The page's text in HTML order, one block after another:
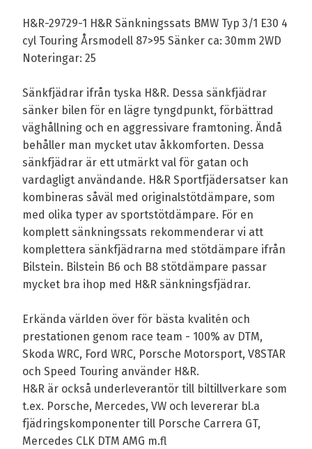
H&R-29729-1 H&R Sänkningssats BMW Typ 3/1 E30 4
cyl Touring Årsmodell 87>95 Sänker ca: 30mm 2WD
Noteringar: 25
Sänkfjädrar ifrån tyska H&R. Dessa sänkfjädrar
sänker bilen för en lägre tyngdpunkt, förbättrad
väghållning och en aggressivare framtoning. Ändå
behåller man mycket utav åkkomforten. Dessa
sänkfjädrar är ett utmärkt val för gatan och
vardagligt användande. H&R Sportfjädersatser kan
kombineras såväl med originalstötdämpare, som
med olika typer av sportstötdämpare. För en
komplett sänkningssats rekommenderar vi att
komplettera sänkfjädrarna med stötdämpare ifrån
Bilstein. Bilstein B6 och B8 stötdämpare passar
mycket bra ihop med H&R sänkningsfjädrar.
Erkända världen över för bästa kvalitén och
prestationen genom race team - 100% av DTM,
Skoda WRC, Ford WRC, Porsche Motorsport, V8STAR
och Speed Touring använder H&R.
H&R är också underleverantör till biltillverkare som
t.ex. Porsche, Mercedes, VW och levererar bl.a
fjädringskomponenter till Porsche Carrera GT,
Mercedes CLK DTM AMG m.fl